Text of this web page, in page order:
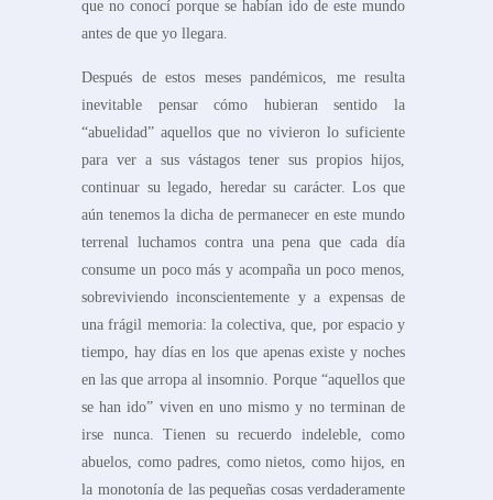
que no conocí porque se habían ido de este mundo
antes de que yo llegara.
Después de estos meses pandémicos, me resulta
inevitable pensar cómo hubieran sentido la
“abuelidad” aquellos que no vivieron lo suficiente
para ver a sus vástagos tener sus propios hijos,
continuar su legado, heredar su carácter. Los que
aún tenemos la dicha de permanecer en este mundo
terrenal luchamos contra una pena que cada día
consume un poco más y acompaña un poco menos,
sobreviviendo inconscientemente y a expensas de
una frágil memoria: la colectiva, que, por espacio y
tiempo, hay días en los que apenas existe y noches
en las que arropa al insomnio. Porque “aquellos que
se han ido” viven en uno mismo y no terminan de
irse nunca. Tienen su recuerdo indeleble, como
abuelos, como padres, como nietos, como hijos, en
la monotonía de las pequeñas cosas verdaderamente